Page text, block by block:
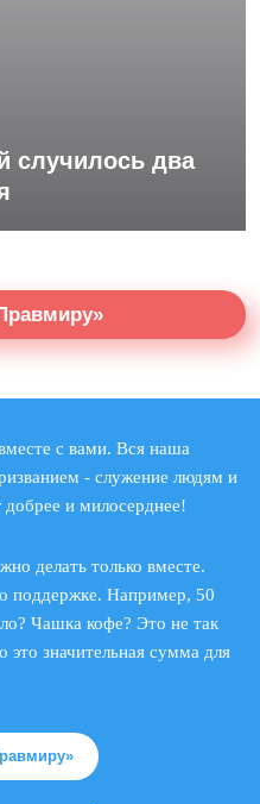
случилось два
с вами. Вся наша
- служение людям и
добрее и милосерднее!
делать только вместе.
поддержке. Например, 50
Чашка кофе? Это не так
значительная сумма для